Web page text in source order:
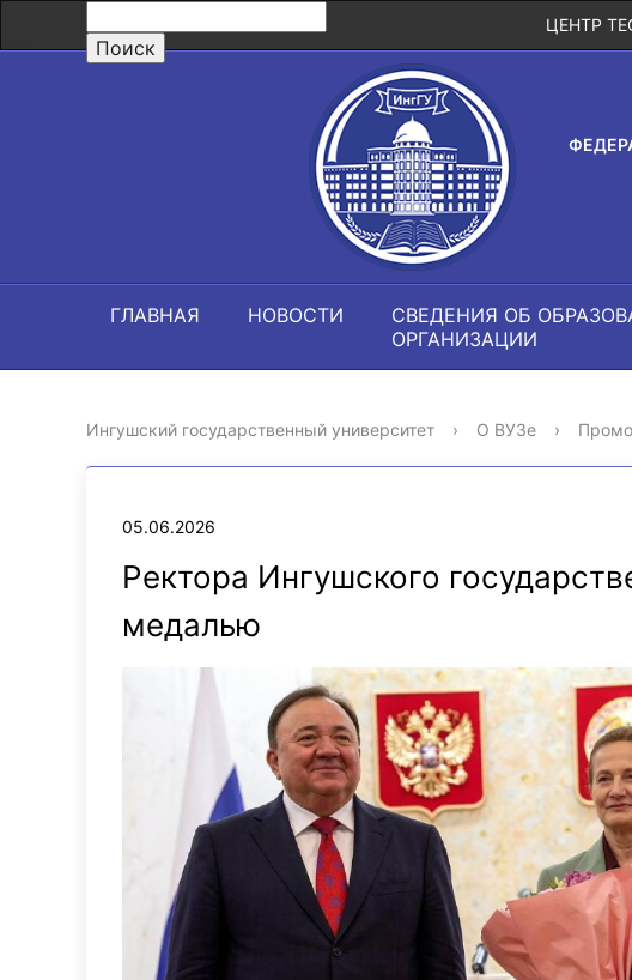
ЦЕНТР
ГЛАВНАЯ НОВОСТИ
СВЕДЕНИЯ ОБ
ОРГАНИЗАЦИИ
Ингушский государственный университет › О ВУЗе › Промо
05.06.2026
Ректора Ингушского
медалью